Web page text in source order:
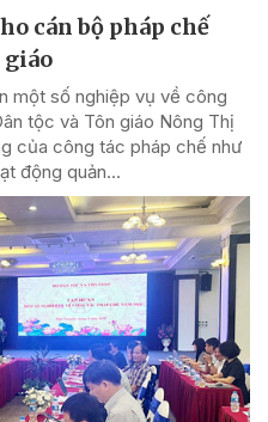
cán bộ pháp chế
giáo
một số nghiệp vụ về công
tộc và Tôn giáo Nông Thị
của công tác pháp chế như
động quản...